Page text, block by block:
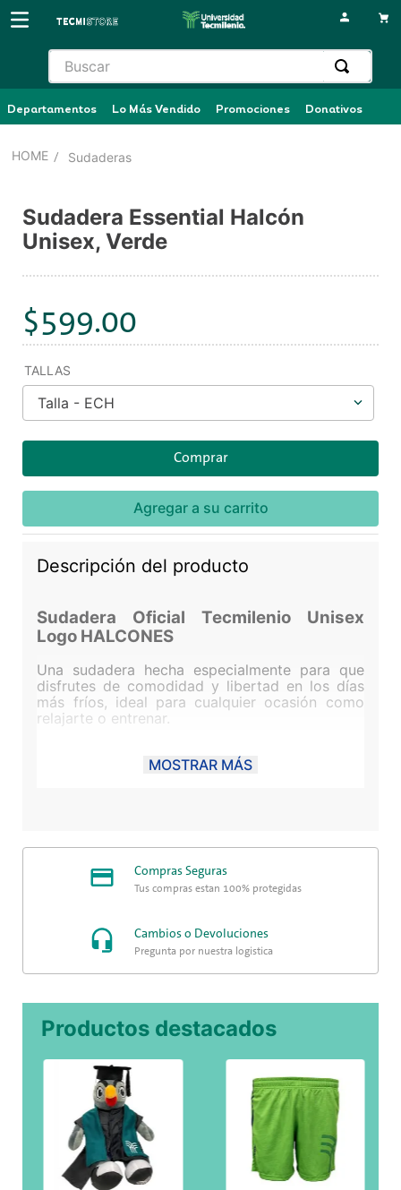
Buscar
Departamentos Lo Más Vendido Promociones Donativos
Sudaderas
Sudadera Essential Halcón
Unisex, Verde
$599.00
TALLAS
Talla - ECH
Comprar
Agregar a su carrito
Descripción del producto
Sudadera Oficial Tecmilenio Unisex
Logo HALCONES
Una sudadera hecha especialmente para que
disfrutes de comodidad y libertad en los días
más fríos, ideal para cualquier ocasión como
relajarte o entrenar.
Tela con extra suavidad
Bolsa frontal
MOSTRAR MÁS
Compras Seguras
Tus compras están 100% protegidas
Cambios o Devoluciones
Pregunta por nuestra logística
Productos destacados